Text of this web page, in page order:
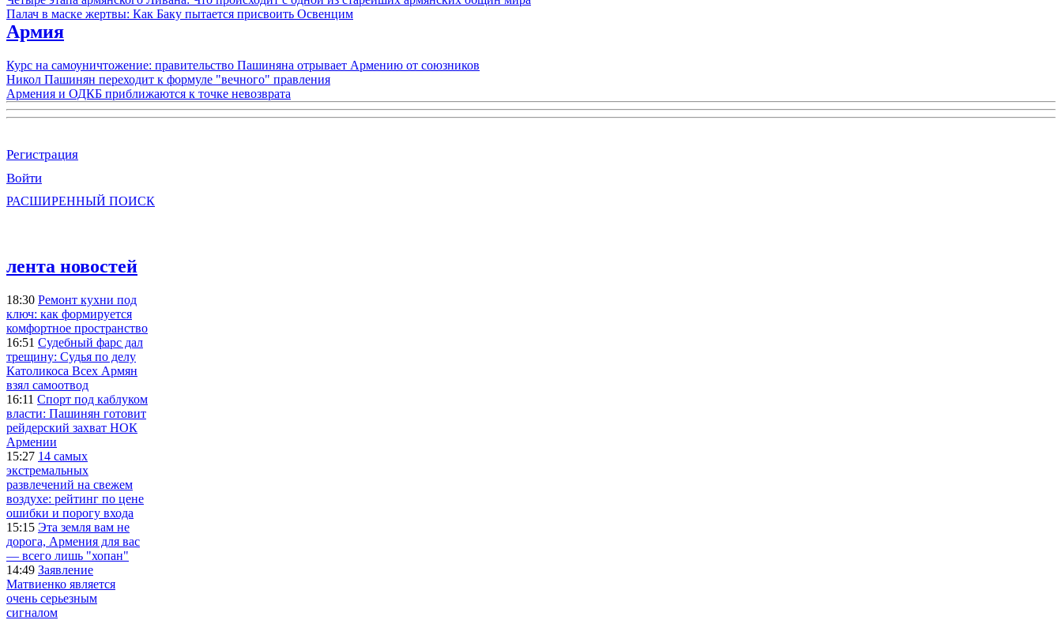
Палач в маске жертвы: Как Баку пытается присвоить Освенцим
Армия
Курс на самоуничтожение: правительство Пашиняна отрывает Армению от союзников
Никол Пашинян переходит к формуле "вечного" правления
Армения и ОДКБ приближаются к точке невозврата
Регистрация
Войти
РАСШИРЕННЫЙ ПОИСК
лента новостей
18:30 Ремонт кухни под
ключ: как формируется
комфортное пространство
16:51 Судебный фарс дал
трещину: Судья по делу
Католикоса Всех Армян
взял самоотвод
16:11 Спорт под каблуком
власти: Пашинян готовит
рейдерский захват НОК
Армении
15:27 14 самых
экстремальных
развлечений на свежем
воздухе: рейтинг по цене
ошибки и порогу входа
15:15 Эта земля вам не
дорога, Армения для вас
— всего лишь "хопан"
14:49 Заявление
Матвиенко является
очень серьезным
сигналом